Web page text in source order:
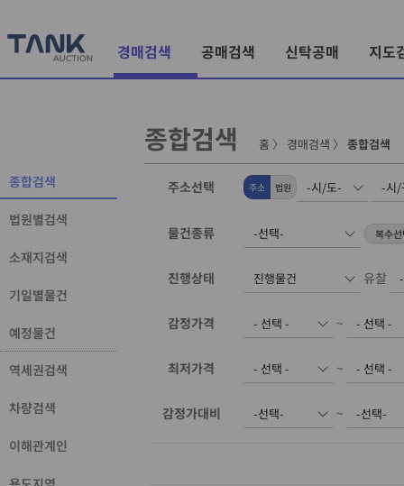
경매검색 공매검색 신탁공매 지도
종합검색
법원별검색
소재지검색
기일별물건
예정물건
역세권검색
차량검색
이해관계인
종합검색 홈 〉 경매검색 〉 종합검색
주소선택 주소 법원
물건종류
진행상태 유찰
감정가격 ~
최저가격 ~
감정가대비 ~